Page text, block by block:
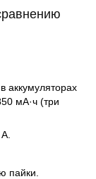
аккумуляторах
мА·ч (три
пайки.